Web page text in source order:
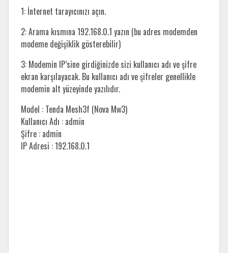
1: İnternet tarayıcınızı açın.
2: Arama kısmına 192.168.0.1 yazın (bu adres modemden
modeme değişiklik gösterebilir)
3: Modemin IP’sine girdiğinizde sizi kullanıcı adı ve şifre
ekran karşılayacak. Bu kullanıcı adı ve şifreler genellikle
modemin alt yüzeyinde yazılıdır.
Model : Tenda Mesh3f (Nova Mw3)
Kullanıcı Adı : admin
Şifre : admin
IP Adresi : 192.168.0.1